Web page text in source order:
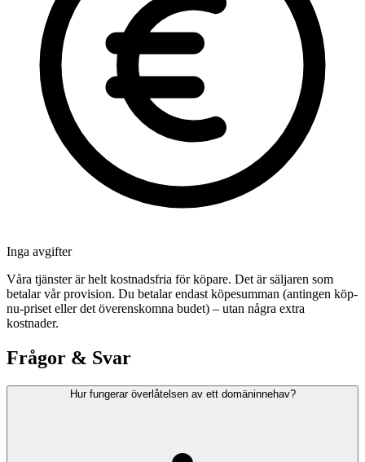
Inga avgifter
Våra tjänster är helt kostnadsfria för köpare. Det är säljaren som
betalar vår provision. Du betalar endast köpesumman (antingen köp-
nu-priset eller det överenskomna budet) – utan några extra
kostnader.
Frågor & Svar
Hur fungerar överlåtelsen av ett domäninnehav?